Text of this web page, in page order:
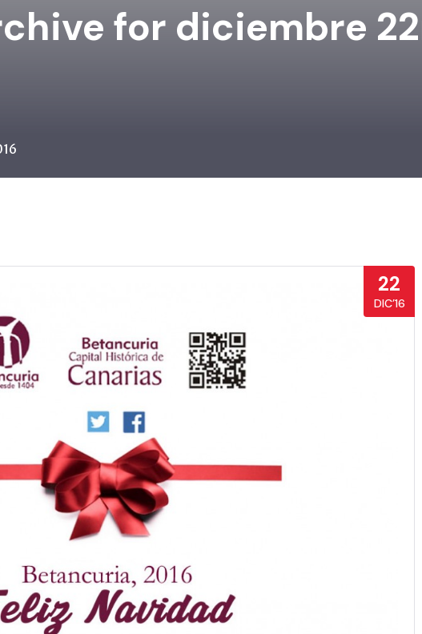
for diciembre
22
DIC’16